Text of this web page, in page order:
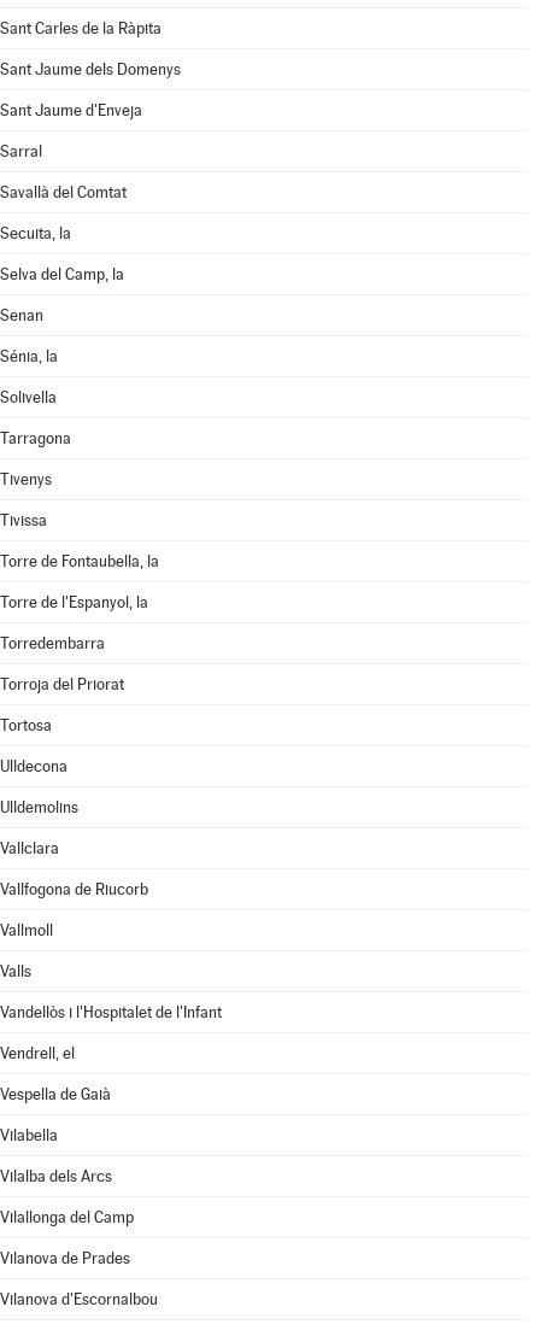
Sant Carles de la Ràpita
Sant Jaume dels Domenys
Sant Jaume d'Enveja
Sarral
Savallà del Comtat
Secuita, la
Selva del Camp, la
Senan
Sénia, la
Solivella
Tarragona
Tivenys
Tivissa
Torre de Fontaubella, la
Torre de l'Espanyol, la
Torredembarra
Torroja del Priorat
Tortosa
Ulldecona
Ulldemolins
Vallclara
Vallfogona de Riucorb
Vallmoll
Valls
Vandellòs i l'Hospitalet de l'Infant
Vendrell, el
Vespella de Gaià
Vilabella
Vilalba dels Arcs
Vilallonga del Camp
Vilanova de Prades
Vilanova d'Escornalbou